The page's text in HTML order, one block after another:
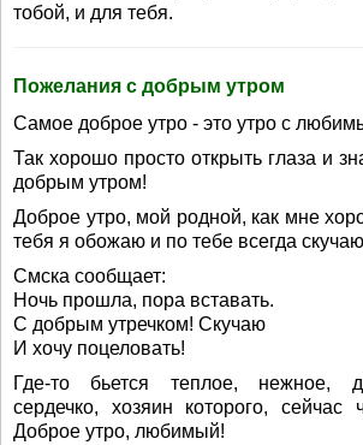
тобой, и для тебя.
Пожелания с добрым утром
Самое доброе утро - это утро с
Так хорошо просто открыть глаза и
добрым утром!
Доброе утро, мой родной, как мне
тебя я обожаю и по тебе всегда
Смска сообщает:
Ночь прошла, пора вставать.
С добрым утречком! Скучаю
И хочу поцеловать!
Где-то бьется теплое, нежное,
сердечко, хозяин которого, сейчас
Доброе утро, любимый!